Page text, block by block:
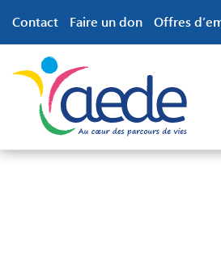
Contact Faire un don Offres